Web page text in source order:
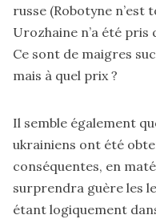
russe (Robotyne n’est
Urozhaine n’a été pris
Ce sont de maigres
mais à quel prix ?
Il semble également
ukrainiens ont été
conséquentes, en
surprendra guère les
étant logiquement